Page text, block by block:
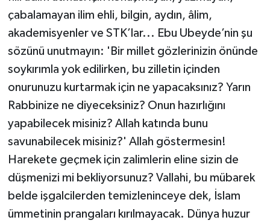
çabalamayan ilim ehli, bilgin, aydın, âlim,
akademisyenler ve STK’lar... Ebu Ubeyde’nin şu
sözünü unutmayın: 'Bir millet gözlerinizin önünde
soykırımla yok edilirken, bu zilletin içinden
onurunuzu kurtarmak için ne yapacaksınız? Yarın
Rabbinize ne diyeceksiniz? Onun hazırlığını
yapabilecek misiniz? Allah katında bunu
savunabilecek misiniz?' Allah göstermesin!
Harekete geçmek için zalimlerin eline sizin de
düşmenizi mi bekliyorsunuz? Vallahi, bu mübarek
belde işgalcilerden temizleninceye dek, İslam
ümmetinin prangaları kırılmayacak. Dünya huzur